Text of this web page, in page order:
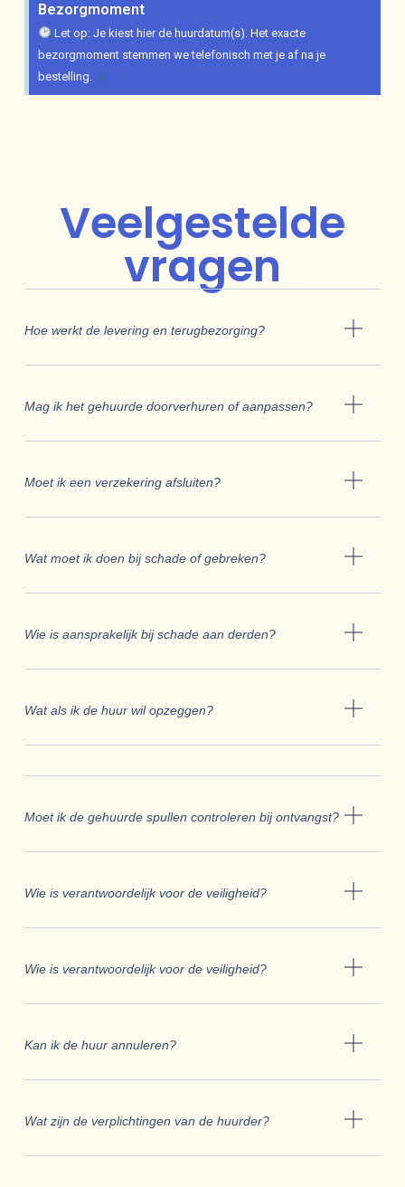
Bezorgmoment
Let op: Je kiest hier de huurdatum(s). Het exacte
bezorgmoment stemmen we telefonisch met je af na je
bestelling. ×
Veelgestelde
vragen
Hoe werkt de levering en terugbezorging?
Mag ik het gehuurde doorverhuren of aanpassen?
Moet ik een verzekering afsluiten?
Wat moet ik doen bij schade of gebreken?
Wie is aansprakelijk bij schade aan derden?
Wat als ik de huur wil opzeggen?
Moet ik de gehuurde spullen controleren bij ontvangst?
Wie is verantwoordelijk voor de veiligheid?
Wie is verantwoordelijk voor de veiligheid?
Kan ik de huur annuleren?
Wat zijn de verplichtingen van de huurder?